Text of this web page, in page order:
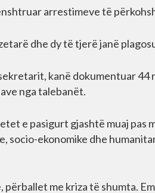
arrestimeve të
dhe dy të tjerë janë
kanë dokumentuar
nga talebanët.
e pasigurt gjashtë muaj pas
socio-ekonomike dhe
përballet me kriza të shumta.